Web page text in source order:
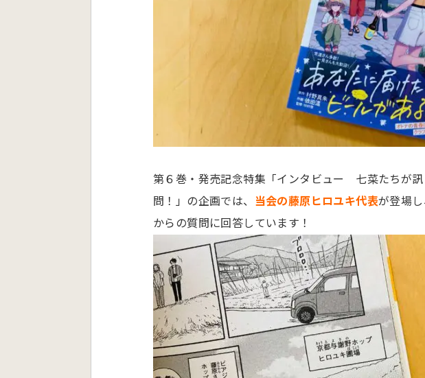
第６巻・発売記念特集「インタビュー 七菜たちが
問！」の企画では、 当会の藤原ヒロユキ代表が登場
からの質問に回答しています！